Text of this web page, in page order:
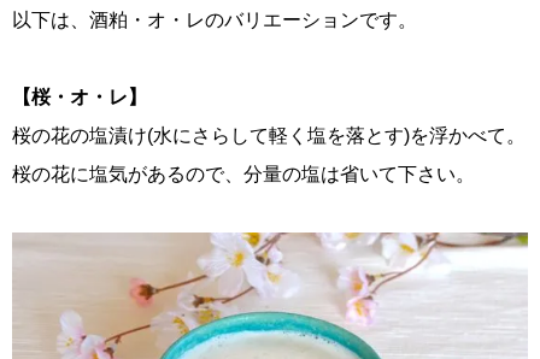
以下は、酒粕・オ・レのバリエーションです。
【桜・オ・レ】
桜の花の塩漬け(水にさらして軽く塩を落とす)を浮かべて。
桜の花に塩気があるので、分量の塩は省いて下さい。